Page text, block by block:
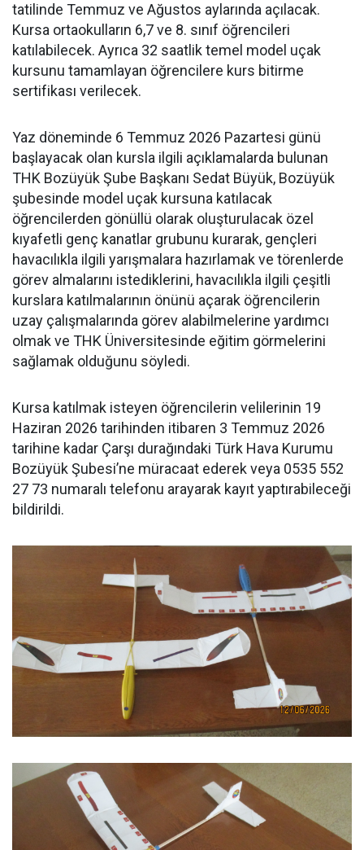
tatilinde Temmuz ve Ağustos aylarında açılacak.
Kursa ortaokulların 6,7 ve 8. sınıf öğrencileri
katılabilecek. Ayrıca 32 saatlik temel model uçak
kursunu tamamlayan öğrencilere kurs bitirme
sertifikası verilecek.
Yaz döneminde 6 Temmuz 2026 Pazartesi günü
başlayacak olan kursla ilgili açıklamalarda bulunan
THK Bozüyük Şube Başkanı Sedat Büyük, Bozüyük
şubesinde model uçak kursuna katılacak
öğrencilerden gönüllü olarak oluşturulacak özel
kıyafetli genç kanatlar grubunu kurarak, gençleri
havacılıkla ilgili yarışmalara hazırlamak ve törenlerde
görev almalarını istediklerini, havacılıkla ilgili çeşitli
kurslara katılmalarının önünü açarak öğrencilerin
uzay çalışmalarında görev alabilmelerine yardımcı
olmak ve THK Üniversitesinde eğitim görmelerini
sağlamak olduğunu söyledi.
Kursa katılmak isteyen öğrencilerin velilerinin 19
Haziran 2026 tarihinden itibaren 3 Temmuz 2026
tarihine kadar Çarşı durağındaki Türk Hava Kurumu
Bozüyük Şubesi’ne müracaat ederek veya 0535 552
27 73 numaralı telefonu arayarak kayıt yaptırabileceği
bildirildi.